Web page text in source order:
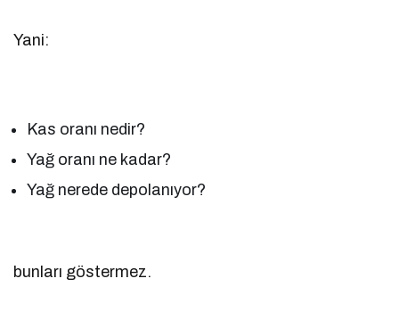
Yani:
Kas oranı nedir?
Yağ oranı ne kadar?
Yağ nerede depolanıyor?
bunları göstermez.